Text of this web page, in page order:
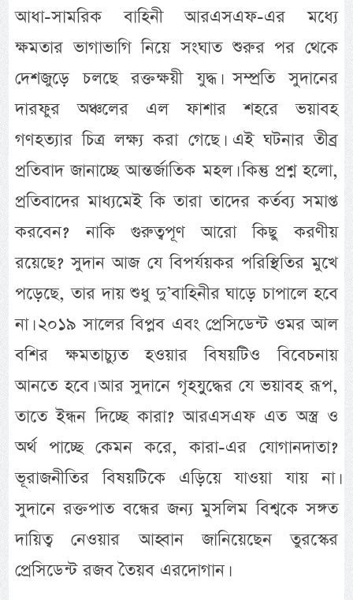
আধা-সামরিক বাহিনী আরএসএফ-এর মধ্যে
ক্ষমতার ভাগাভাগি নিয়ে সংঘাত শুরুর পর থেকে
দেশজুড়ে চলছে রক্তক্ষয়ী যুদ্ধ। সম্প্রতি সুদানের
দারফুর অঞ্চলের এল ফাশার শহরে ভয়াবহ
গণহত্যার চিত্র লক্ষ্য করা গেছে। এই ঘটনার তীব্র
প্রতিবাদ জানাচ্ছে আন্তর্জাতিক মহল। কিন্তু প্রশ্ন হলো,
প্রতিবাদের মাধ্যমেই কি তারা তাদের কর্তব্য সমাপ্ত
করবেন? নাকি গুরুত্বপূণ আরো কিছু করণীয়
রয়েছে? সুদান আজ যে বিপর্যয়কর পরিস্থিতির মুখে
পড়েছে, তার দায় শুধু দু’বাহিনীর ঘাড়ে চাপালে হবে
না। ২০১৯ সালের বিপ্লব এবং প্রেসিডেন্ট ওমর আল
বশির ক্ষমতাচ্যুত হওয়ার বিষয়টিও বিবেচনায়
আনতে হবে। আর সুদানে গৃহযুুদ্ধের যে ভয়াবহ রূপ,
তাতে ইন্ধন দিচ্ছে কারা? আরএসএফ এত অস্ত্র ও
অর্থ পাচ্ছে কেমন করে, কারা-এর যোগানদাতা?
ভূরাজনীতির বিষয়টিকে এড়িয়ে যাওয়া যায় না।
সুদানে রক্তপাত বন্ধের জন্য মুসলিম বিশ্বকে সঙ্গত
দায়িত্ব নেওয়ার আহ্বান জানিয়েছেন তুরস্কের
প্রেসিডেন্ট রজব তৈয়ব এরদোগান।